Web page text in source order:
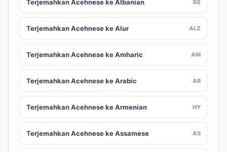
Terjemahkan Acehnese ke Albanian SQ
Terjemahkan Acehnese ke Alur ALZ
Terjemahkan Acehnese ke Amharic AM
Terjemahkan Acehnese ke Arabic AR
Terjemahkan Acehnese ke Armenian HY
Terjemahkan Acehnese ke Assamese AS